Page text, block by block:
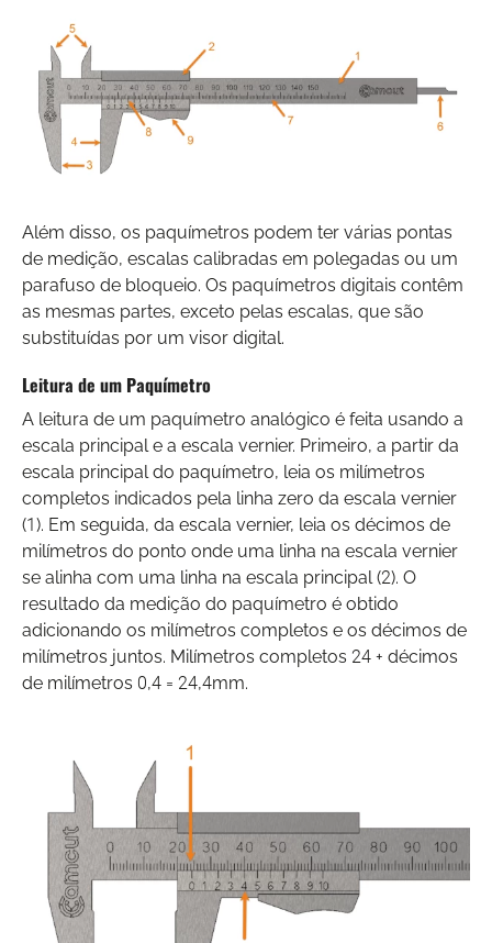
Além disso, os paquímetros podem ter várias pontas
de medição, escalas calibradas em polegadas ou um
parafuso de bloqueio. Os paquímetros digitais contêm
as mesmas partes, exceto pelas escalas, que são
substituídas por um visor digital.
Leitura de um Paquímetro
A leitura de um paquímetro analógico é feita usando a
escala principal e a escala vernier. Primeiro, a partir da
escala principal do paquímetro, leia os milímetros
completos indicados pela linha zero da escala vernier
(1). Em seguida, da escala vernier, leia os décimos de
milímetros do ponto onde uma linha na escala vernier
se alinha com uma linha na escala principal (2). O
resultado da medição do paquímetro é obtido
adicionando os milímetros completos e os décimos de
milímetros juntos. Milímetros completos 24 + décimos
de milímetros 0,4 = 24,4mm.